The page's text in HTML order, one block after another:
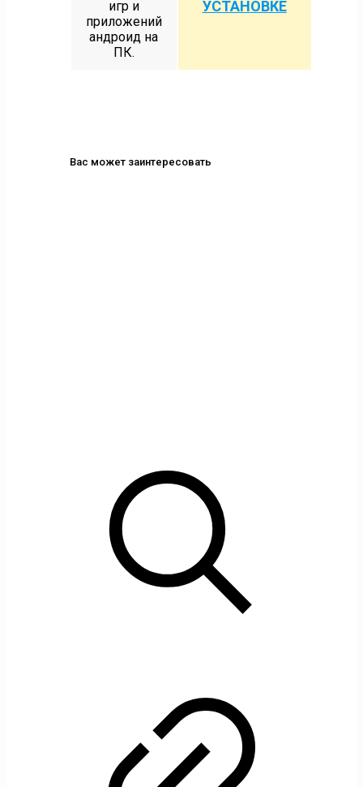
игр и
приложений
андроид на
ПК.
УСТАНОВКЕ
Вас может заинтересовать